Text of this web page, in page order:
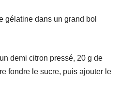
gélatine dans un grand bol
demi citron pressé, 20 g de
fondre le sucre, puis ajouter le